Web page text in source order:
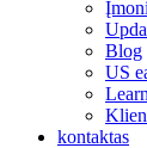
Blog
US
kontaktas